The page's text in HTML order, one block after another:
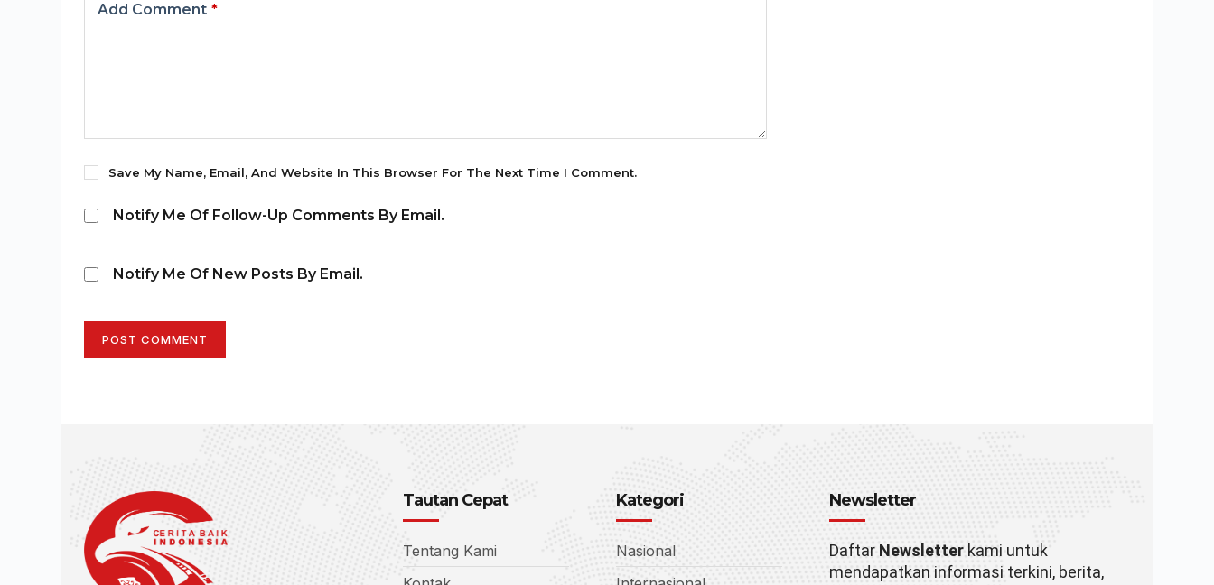
Add Comment *
Save My Name, Email, And Website In This Browser For The Next Time I Comment.
Notify Me Of Follow-Up Comments By Email.
Notify Me Of New Posts By Email.
POST COMMENT
Tautan Cepat
Tentang Kami
Kategori
Nasional
Newsletter
Daftar Newsletterkami untuk
mendapatkan informasi terkini, berita,